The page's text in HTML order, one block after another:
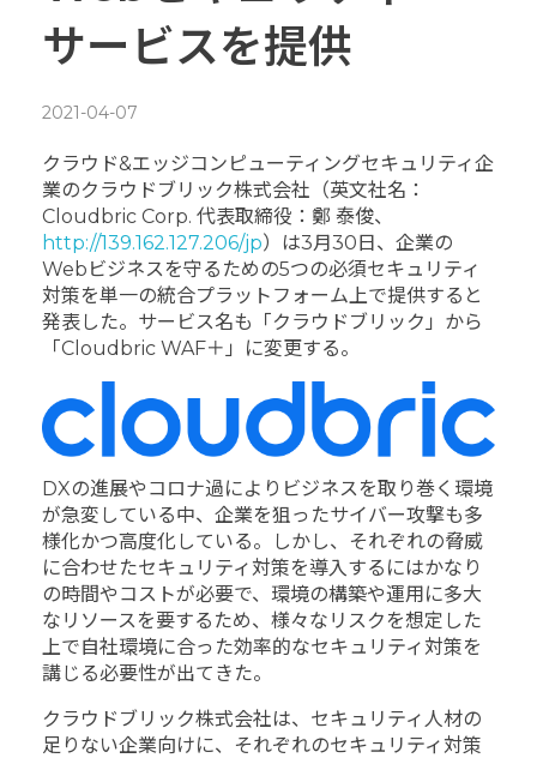
サービスを提供
2021-04-07
クラウド&エッジコンピューティングセキュリティ企
業のクラウドブリック株式会社（英文社名：
Cloudbric Corp. 代表取締役：鄭 泰俊、
http://139.162.127.206/jp）は3月30日、企業の
Webビジネスを守るための5つの必須セキュリティ
対策を単一の統合プラットフォーム上で提供すると
発表した。サービス名も「クラウドブリック」から
「Cloudbric WAF＋」に変更する。
DXの進展やコロナ過によりビジネスを取り巻く環境
が急変している中、企業を狙ったサイバー攻撃も多
様化かつ高度化している。しかし、それぞれの脅威
に合わせたセキュリティ対策を導入するにはかなり
の時間やコストが必要で、環境の構築や運用に多大
なリソースを要するため、様々なリスクを想定した
上で自社環境に合った効率的なセキュリティ対策を
講じる必要性が出てきた。
クラウドブリック株式会社は、セキュリティ人材の
足りない企業向けに、それぞれのセキュリティ対策